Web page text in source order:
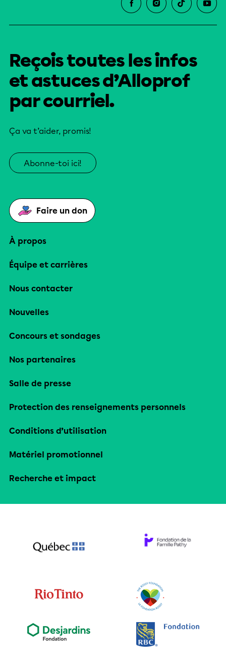
Reçois toutes les infos
et astuces d’Alloprof
par courriel.
Ça va t’aider, promis!
Abonne-toi ici!
Faire un don
À propos
Équipe et carrières
Nous contacter
Nouvelles
Concours et sondages
Nos partenaires
Salle de presse
Protection des renseignements personnels
Conditions d’utilisation
Matériel promotionnel
Recherche et impact